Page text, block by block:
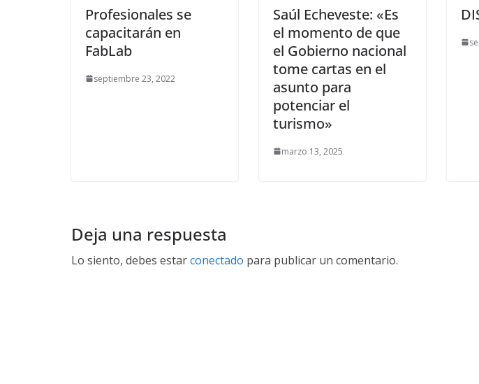
Profesionales se
capacitarán en
FabLab
septiembre 23, 2022
Saúl Echeveste: «Es
el momento de que
el Gobierno nacional
tome cartas en el
asunto para
potenciar el
turismo»
marzo 13, 2025
Deja una respuesta
Lo siento, debes estarconectado para publicar un comentario.